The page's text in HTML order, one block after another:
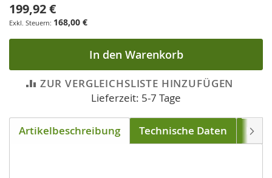
199,92 €
168,00 €
In den Warenkorb
ZUR VERGLEICHSLISTE HINZUFÜGEN
Lieferzeit: 5-7 Tage
Artikelbeschreibung Technische Daten